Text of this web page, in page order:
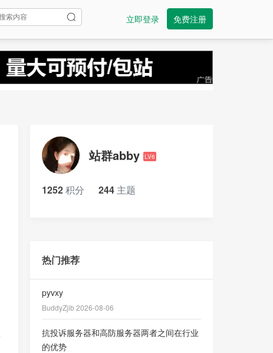
立即登录 免费注册
站群abby LV6
1252积分 244 主题
热门推荐
pyvxy
BuddyZjib 2026-08-06
抗投诉服务器和高防服务器两者之间在行业
的优势